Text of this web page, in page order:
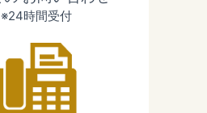
※24時間受付